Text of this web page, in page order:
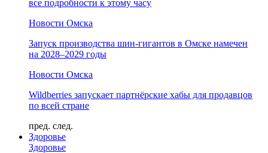
все подробности к этому часу
Новости Омска
Запуск производства шин-гигантов в Омске намечен
на 2028–2029 годы
Новости Омска
Wildberries запускает партнёрские хабы для продавцов
по всей стране
пред. след.
Здоровье
Здоровье